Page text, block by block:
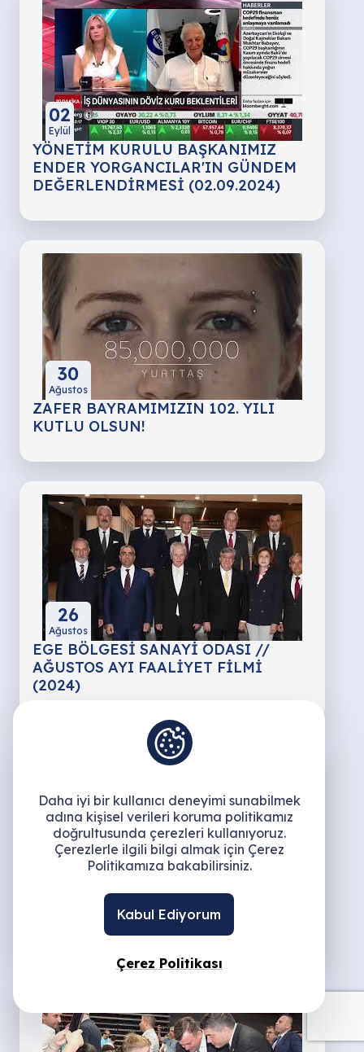
02
Eylül
YÖNETİM KURULU BAŞKANIMIZ
ENDER YORGANCILAR'IN GÜNDEM
DEĞERLENDİRMESİ (02.09.2024)
30
Ağustos
ZAFER BAYRAMIMIZIN 102. YILI
KUTLU OLSUN!
26
Ağustos
EGE BÖLGESİ SANAYİ ODASI //
AĞUSTOS AYI FAALİYET FİLMİ
(2024)
EGE BÖLGESİ SANAYİ ODASI //
TEMMUZ AYI FAALİYET FİLMİ (2024)
Daha iyi bir kullanıcı deneyimi sunabilmek
adına kişisel verileri koruma politikamız
doğrultusunda çerezleri kullanıyoruz.
Çerezlerle ilgili bilgi almak için Çerez
Politikamıza bakabilirsiniz.
Kabul Ediyorum
Çerez Politikası